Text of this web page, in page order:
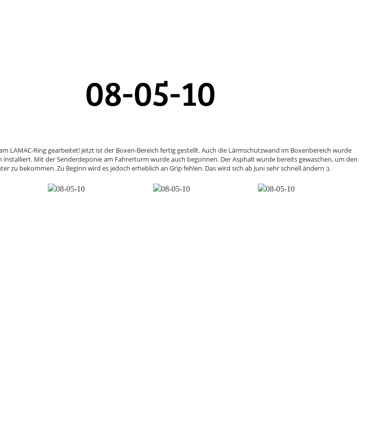
08-05-10
LAMAC-Ring gearbeitet! Jetzt ist der Boxen-Bereich fertig gestellt. Auch die Lärmschutzwand im Boxenbereich wurde
installiert. Mit der Senderdeponie am Fahrerturm wurde auch begonnen. Der Asphalt wurde bereits gewaschen, um den
zu bekommen. Zu Beginn wird es jedoch erheblich an Grip fehlen. Das wird sich ab Juni sehr schnell ändern :).